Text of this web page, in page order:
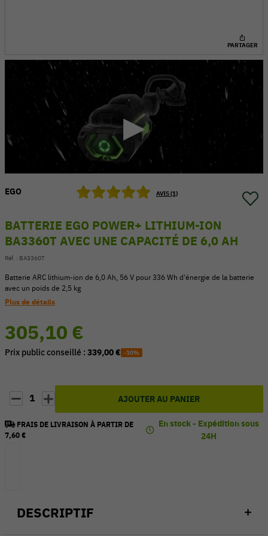
V
PARTAGER
DESCRIPTIF
EGO AVIS (1)
BATTERIE EGO POWER+ LITHIUM-ION
BA3360T AVEC UNE CAPACITÉ DE 6,0 AH
Réf. : BA3360T
Batterie ARC lithium-ion de 6,0 Ah, 56 V pour 336 Wh d'énergie de la batterie
avec un poids de 2,5 kg
Plus de détails
305,10 €
Prix public conseillé : 339,00 € -10%
1 AJOUTER AU PANIER
FRAIS DE LIVRAISON À PARTIR DE
7,60 €
En stock - Expédition sous
24H